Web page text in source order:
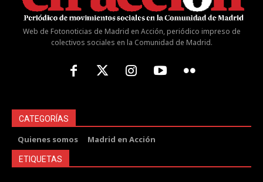
Web de Fotonoticias de Madrid en Acción, periódico impreso de
colectivos sociales en la Comunidad de Madrid.
CATEGORÍAS
Quienes somos Madrid en Acción
ETIQUETAS